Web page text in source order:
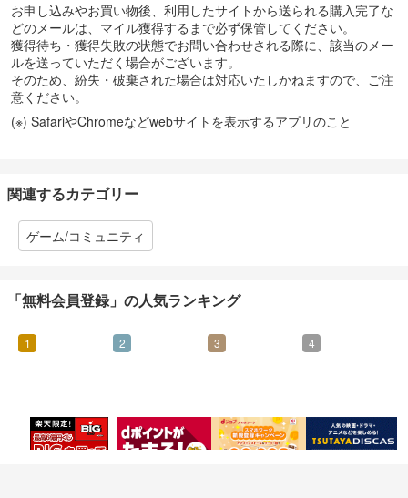
お申し込みやお買い物後、利用したサイトから送られる購入完了な
どのメールは、マイル獲得するまで必ず保管してください。
獲得待ち・獲得失敗の状態でお問い合わせされる際に、該当のメー
ルを送っていただく場合がございます。
そのため、紛失・破棄された場合は対応いたしかねますので、ご注
意ください。
(※) SafariやChromeなどwebサイトを表示するアプリのこと
関連するカテゴリー
ゲーム/コミュニティ
「無料会員登録」の人気ランキング
1
95マイル
2
400マイル
3
500マイル
4
800マイル